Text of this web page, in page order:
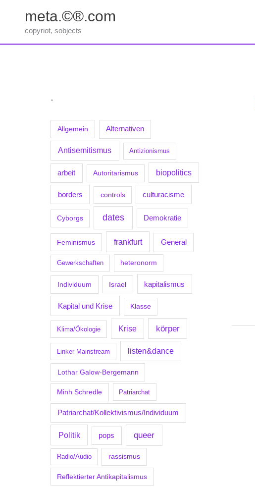
springen
meta.©®.com
copyriot, sobjects
.
Allgemein Alternativen
Antisemitismus Antizionismus
arbeit Autoritarismus biopolitics
borders controls culturacisme
Cyborgs dates Demokratie
Feminismus frankfurt General
Gewerkschaften heteronorm
Individuum Israel kapitalismus
Kapital und Krise Klasse
Klima/Ökologie Krise körper
Linker Mainstream listen&dance
Lothar Galow-Bergemann
Minh Schredle Patriarchat
Patriarchat/Kollektivismus/Individuum
Politik pops queer
Radio/Audio rassismus
Reflektierter Antikapitalismus